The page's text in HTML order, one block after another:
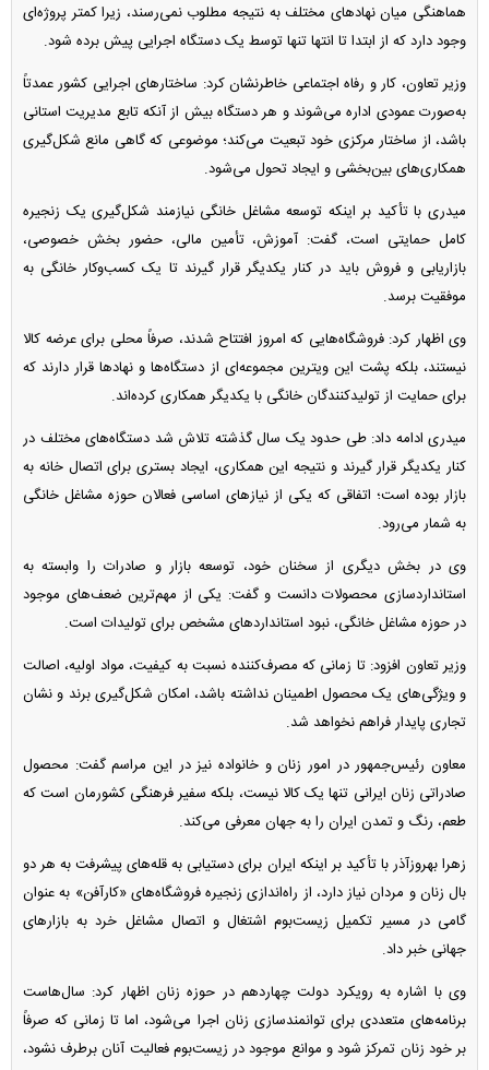
هماهنگی میان نهاد‌های مختلف به نتیجه مطلوب نمی‌رسند، زیرا کمتر پروژه‌ای
وجود دارد که از ابتدا تا انتها تنها توسط یک دستگاه اجرایی پیش برده شود.
وزیر تعاون، کار و رفاه اجتماعی خاطرنشان کرد: ساختار‌های اجرایی کشور عمدتاً
به‌صورت عمودی اداره می‌شوند و هر دستگاه بیش از آنکه تابع مدیریت استانی
باشد، از ساختار مرکزی خود تبعیت می‌کند؛ موضوعی که گاهی مانع شکل‌گیری
همکاری‌های بین‌بخشی و ایجاد تحول می‌شود.
میدری با تأکید بر اینکه توسعه مشاغل خانگی نیازمند شکل‌گیری یک زنجیره
کامل حمایتی است، گفت: آموزش، تأمین مالی، حضور بخش خصوصی،
بازاریابی و فروش باید در کنار یکدیگر قرار گیرند تا یک کسب‌وکار خانگی به
موفقیت برسد.
وی اظهار کرد: فروشگاه‌هایی که امروز افتتاح شدند، صرفاً محلی برای عرضه کالا
نیستند، بلکه پشت این ویترین مجموعه‌ای از دستگاه‌ها و نهاد‌ها قرار دارند که
برای حمایت از تولیدکنندگان خانگی با یکدیگر همکاری کرده‌اند.
میدری ادامه داد: طی حدود یک سال گذشته تلاش شد دستگاه‌های مختلف در
کنار یکدیگر قرار گیرند و نتیجه این همکاری، ایجاد بستری برای اتصال خانه به
بازار بوده است؛ اتفاقی که یکی از نیاز‌های اساسی فعالان حوزه مشاغل خانگی
به شمار می‌رود.
وی در بخش دیگری از سخنان خود، توسعه بازار و صادرات را وابسته به
استانداردسازی محصولات دانست و گفت: یکی از مهم‌ترین ضعف‌های موجود
در حوزه مشاغل خانگی، نبود استاندارد‌های مشخص برای تولیدات است.
وزیر تعاون افزود: تا زمانی که مصرف‌کننده نسبت به کیفیت، مواد اولیه، اصالت
و ویژگی‌های یک محصول اطمینان نداشته باشد، امکان شکل‌گیری برند و نشان
تجاری پایدار فراهم نخواهد شد.
معاون رئیس‌جمهور در امور زنان و خانواده نیز در این مراسم گفت: محصول
صادراتی زنان ایرانی تنها یک کالا نیست، بلکه سفیر فرهنگی کشورمان است که
طعم، رنگ و تمدن ایران را به جهان معرفی می‌کند.
زهرا بهروزآذر با تأکید بر اینکه ایران برای دستیابی به قله‌های پیشرفت به هر دو
بال زنان و مردان نیاز دارد، از راه‌اندازی زنجیره فروشگاه‌های «کارآفن» به عنوان
گامی در مسیر تکمیل زیست‌بوم اشتغال و اتصال مشاغل خرد به بازار‌های
جهانی خبر داد.
وی با اشاره به رویکرد دولت چهاردهم در حوزه زنان اظهار کرد: سال‌هاست
برنامه‌های متعددی برای توانمندسازی زنان اجرا می‌شود، اما تا زمانی که صرفاً
بر خود زنان تمرکز شود و موانع موجود در زیست‌بوم فعالیت آنان برطرف نشود،